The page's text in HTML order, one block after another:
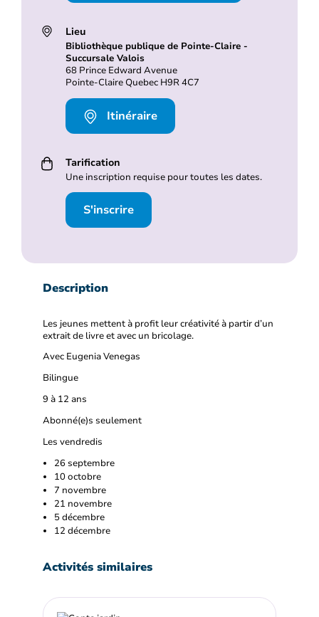
Lieu
Bibliothèque publique de Pointe-Claire -
Succursale Valois
68 Prince Edward Avenue
Pointe-Claire Quebec H9R 4C7
Itinéraire
Tarification
Une inscription requise pour toutes les dates.
S'inscrire
Description
Les jeunes mettent à profit leur créativité à partir d’un
extrait de livre et avec un bricolage.
Avec Eugenia Venegas
Bilingue
9 à 12 ans
Abonné(e)s seulement
Les vendredis
26 septembre
10 octobre
7 novembre
21 novembre
5 décembre
12 décembre
Activités similaires